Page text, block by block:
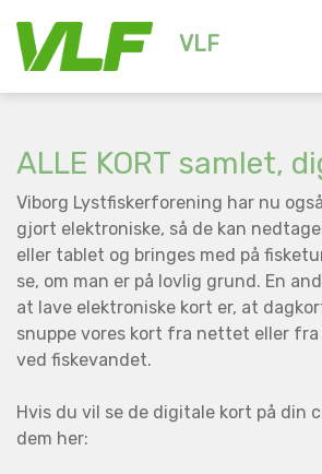
VLF
ALLE KORT samlet,
Viborg Lystfiskerforening har nu
gjort elektroniske, så de kan
eller tablet og bringes med på
se, om man er på lovlig grund. En
at lave elektroniske kort er, at
snuppe vores kort fra nettet eller
ved fiskevandet.
Hvis du vil se de digitale kort på din
dem her: